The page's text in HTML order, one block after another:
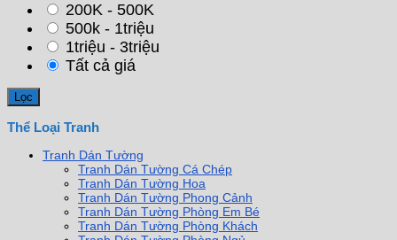
200K - 500K
500k - 1triệu
1triệu - 3triệu
Tất cả giá
Thể Loại Tranh
Tranh Dán Tường
Tranh Dán Tường Cá Chép
Tranh Dán Tường Hoa
Tranh Dán Tường Phong Cảnh
Tranh Dán Tường Phòng Em Bé
Tranh Dán Tường Phòng Khách